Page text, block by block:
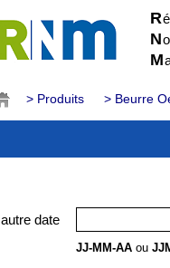
R
N
M
> Produits > Beurre
autre date
JJ-MM-AA ou